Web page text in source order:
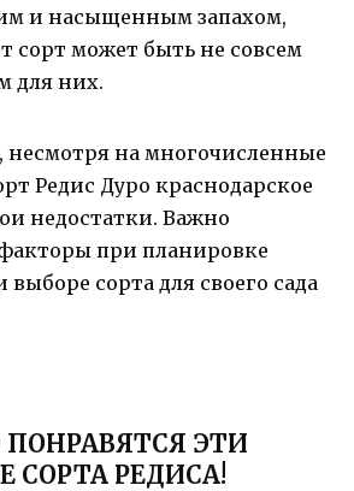
и насыщенным запахом,
сорт может быть не совсем
для них.
несмотря на многочисленные
Редис Дуро краснодарское
недостатки. Важно
при планировке
сорта для своего сада
ЭТИ
СОРТА РЕДИСА!